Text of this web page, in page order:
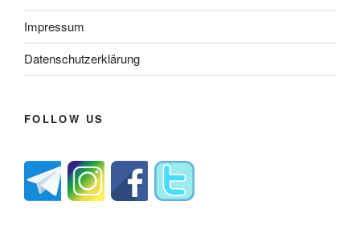
Impressum
Datenschutzerklärung
FOLLOW US